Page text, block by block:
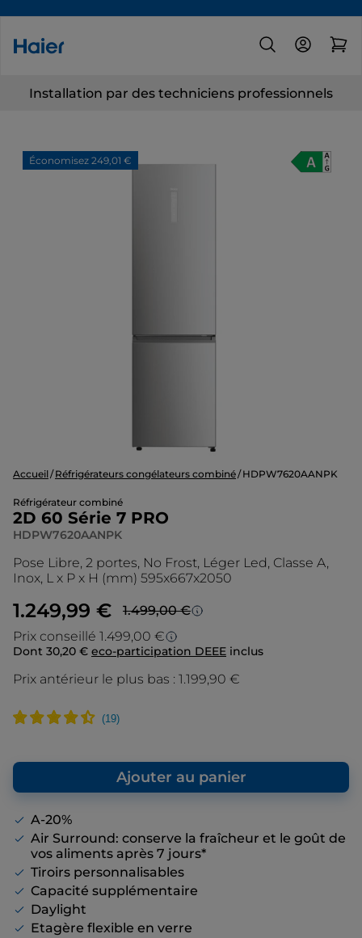
Installation par des techniciens professionnels
Économisez 249,01 €
Accueil Réfrigérateurs congélateurs combiné HDPW7620AANPK
Réfrigérateur combiné
2D 60 Série 7 PRO
HDPW7620AANPK
Pose Libre, 2 portes, No Frost, Léger Led, Classe A,
Inox, L x P x H (mm) 595x667x2050
1.249,99 €
1.499,00 €
Prezzo più basso in 30 giorni
Lo sconto è calcolato sul prezzo più basso
degli ultimi 30 giorni.
Prix conseillé 1.499,00 €
Prix conseillé
Le prix d’origine est le prix de vente que
vous donne un point de repère par rapport
affichée.
Dont 30,20 € eco-participation DEEE inclus
Prix antérieur le plus bas : 1.199,90 €
Ajouter au panier
A-20%
Air Surround: conserve la fraîcheur et le goût de
vos aliments après 7 jours*
Tiroirs personnalisables
Capacité supplémentaire
Daylight
Etagère flexible en verre